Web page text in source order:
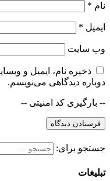
نام *
ایمیل *
وب‌ سایت
ذخیره نام، ایمیل و
دوباره دیدگاهی می‌نویسم.
-- بارگیری کد امنیتی --
جستجو برای:
تبلیغات